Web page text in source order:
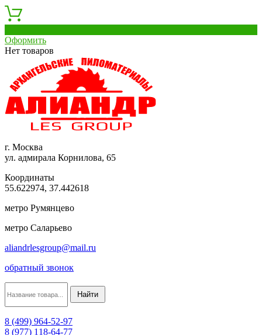
Оформить
Нет товаров
г. Москва
ул. адмирала Корнилова, 65
Координаты
55.622974, 37.442618
метро Румянцево
метро Саларьево
aliandrlesgroup@mail.ru
обратный звонок
8 (499) 964-52-97
8 (977) 118-64-77